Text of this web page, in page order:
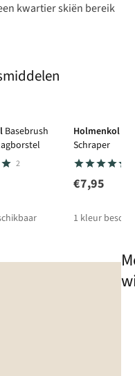
kwartier skiën bereik
Basebrush
2
Holmenkol
Schraper
€7,95
1 kleur